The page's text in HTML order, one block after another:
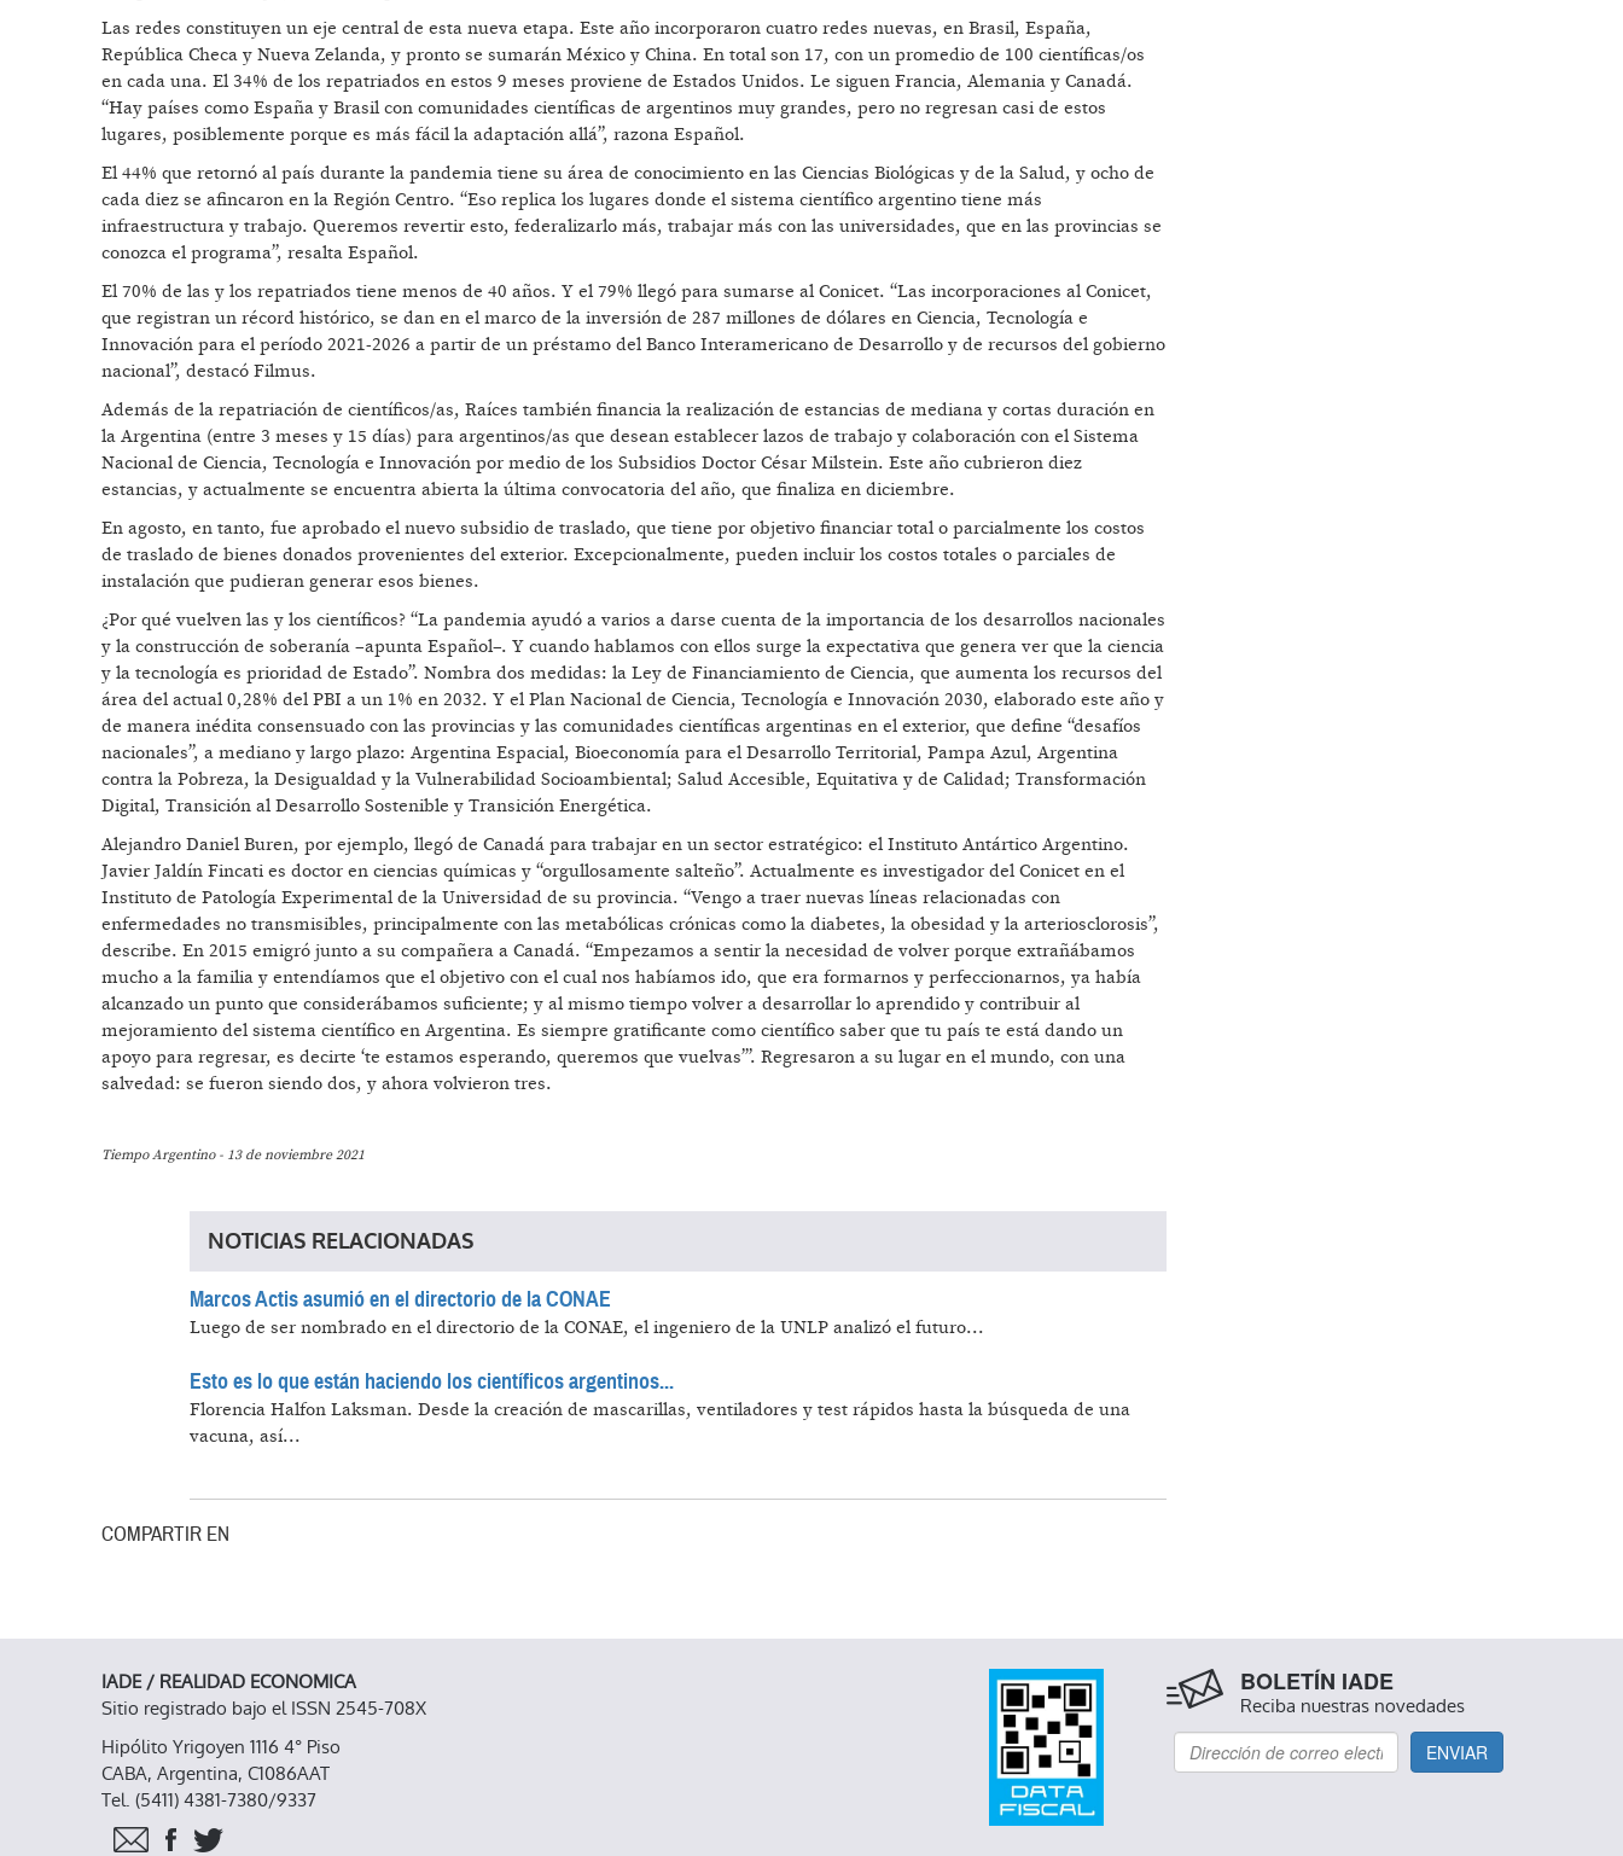
Las redes constituyen un eje central de esta nueva etapa. Este año incorporaron cuatro redes nuevas, en Brasil, España,
República Checa y Nueva Zelanda, y pronto se sumarán México y China. En total son 17, con un promedio de 100 científicas/os
en cada una. El 34% de los repatriados en estos 9 meses proviene de Estados Unidos. Le siguen Francia, Alemania y Canadá.
“Hay países como España y Brasil con comunidades científicas de argentinos muy grandes, pero no regresan casi de estos
lugares, posiblemente porque es más fácil la adaptación allá”, razona Español.
El 44% que retornó al país durante la pandemia tiene su área de conocimiento en las Ciencias Biológicas y de la Salud, y ocho de
cada diez se afincaron en la Región Centro. “Eso replica los lugares donde el sistema científico argentino tiene más
infraestructura y trabajo. Queremos revertir esto, federalizarlo más, trabajar más con las universidades, que en las provincias se
conozca el programa”, resalta Español.
El 70% de las y los repatriados tiene menos de 40 años. Y el 79% llegó para sumarse al Conicet. “Las incorporaciones al Conicet,
que registran un récord histórico, se dan en el marco de la inversión de 287 millones de dólares en Ciencia, Tecnología e
Innovación para el período 2021-2026 a partir de un préstamo del Banco Interamericano de Desarrollo y de recursos del gobierno
nacional”, destacó Filmus.
Además de la repatriación de científicos/as, Raíces también financia la realización de estancias de mediana y cortas duración en
la Argentina (entre 3 meses y 15 días) para argentinos/as que desean establecer lazos de trabajo y colaboración con el Sistema
Nacional de Ciencia, Tecnología e Innovación por medio de los Subsidios Doctor César Milstein. Este año cubrieron diez
estancias, y actualmente se encuentra abierta la última convocatoria del año, que finaliza en diciembre.
En agosto, en tanto, fue aprobado el nuevo subsidio de traslado, que tiene por objetivo financiar total o parcialmente los costos
de traslado de bienes donados provenientes del exterior. Excepcionalmente, pueden incluir los costos totales o parciales de
instalación que pudieran generar esos bienes.
¿Por qué vuelven las y los científicos? “La pandemia ayudó a varios a darse cuenta de la importancia de los desarrollos nacionales
y la construcción de soberanía –apunta Español–. Y cuando hablamos con ellos surge la expectativa que genera ver que la ciencia
y la tecnología es prioridad de Estado”. Nombra dos medidas: la Ley de Financiamiento de Ciencia, que aumenta los recursos del
área del actual 0,28% del PBI a un 1% en 2032. Y el Plan Nacional de Ciencia, Tecnología e Innovación 2030, elaborado este año y
de manera inédita consensuado con las provincias y las comunidades científicas argentinas en el exterior, que define “desafíos
nacionales”, a mediano y largo plazo: Argentina Espacial, Bioeconomía para el Desarrollo Territorial, Pampa Azul, Argentina
contra la Pobreza, la Desigualdad y la Vulnerabilidad Socioambiental; Salud Accesible, Equitativa y de Calidad; Transformación
Digital, Transición al Desarrollo Sostenible y Transición Energética.
Alejandro Daniel Buren, por ejemplo, llegó de Canadá para trabajar en un sector estratégico: el Instituto Antártico Argentino.
Javier Jaldín Fincati es doctor en ciencias químicas y “orgullosamente salteño”. Actualmente es investigador del Conicet en el
Instituto de Patología Experimental de la Universidad de su provincia. “Vengo a traer nuevas líneas relacionadas con
enfermedades no transmisibles, principalmente con las metabólicas crónicas como la diabetes, la obesidad y la arteriosclorosis”,
describe. En 2015 emigró junto a su compañera a Canadá. “Empezamos a sentir la necesidad de volver porque extrañábamos
mucho a la familia y entendíamos que el objetivo con el cual nos habíamos ido, que era formarnos y perfeccionarnos, ya había
alcanzado un punto que considerábamos suficiente; y al mismo tiempo volver a desarrollar lo aprendido y contribuir al
mejoramiento del sistema científico en Argentina. Es siempre gratificante como científico saber que tu país te está dando un
apoyo para regresar, es decirte ‘te estamos esperando, queremos que vuelvas’”. Regresaron a su lugar en el mundo, con una
salvedad: se fueron siendo dos, y ahora volvieron tres.
Tiempo Argentino - 13 de noviembre 2021
NOTICIAS RELACIONADAS
Marcos Actis asumió en el directorio de la CONAE
Luego de ser nombrado en el directorio de la CONAE, el ingeniero de la UNLP analizó el futuro...
Esto es lo que están haciendo los científicos argentinos...
Florencia Halfon Laksman. Desde la creación de mascarillas, ventiladores y test rápidos hasta la búsqueda de una
vacuna, así...
COMPARTIR EN
IADE / REALIDAD ECONOMICA
Sitio registrado bajo el ISSN 2545-708X
Hipólito Yrigoyen 1116 4° Piso
CABA, Argentina, C1086AAT
Tel. (5411) 4381-7380/9337
BOLETÍN IADE
Reciba nuestras novedades
ENVIAR